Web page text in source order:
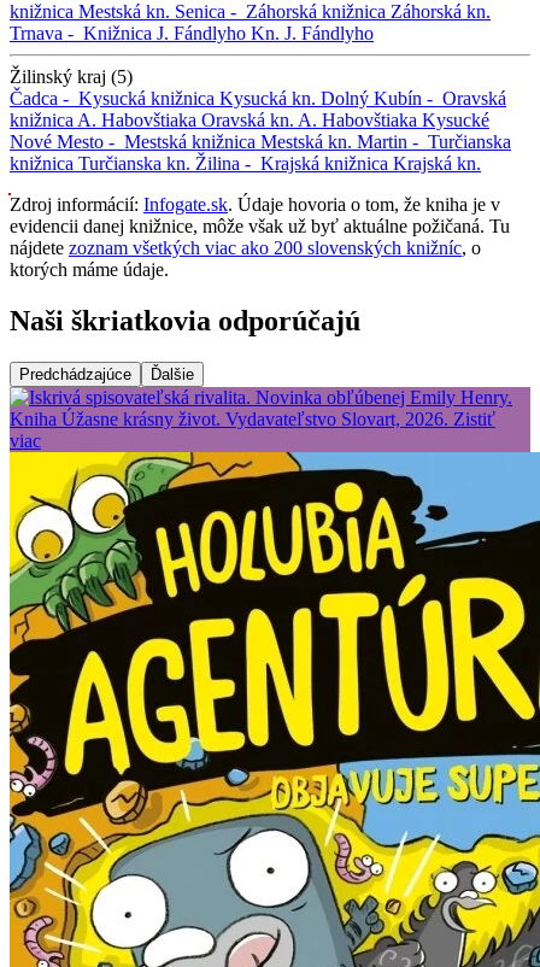
knižnica Mestská kn. Senica - Záhorská knižnica Záhorská kn.
Trnava - Knižnica J. Fándlyho Kn. J. Fándlyho
Žilinský kraj (5)
Čadca - Kysucká knižnica Kysucká kn. Dolný Kubín - Oravská
knižnica A. Habovštiaka Oravská kn. A. Habovštiaka Kysucké
Nové Mesto - Mestská knižnica Mestská kn. Martin - Turčianska
knižnica Turčianska kn. Žilina - Krajská knižnica Krajská kn.
Zdroj informácií: Infogate.sk. Údaje hovoria o tom, že kniha je v
evidencii danej knižnice, môže však už byť aktuálne požičaná. Tu
nájdete zoznam všetkých viac ako 200 slovenských knižníc, o
ktorých máme údaje.
Naši škriatkovia odporúčajú
Predchádzajúce Ďalšie